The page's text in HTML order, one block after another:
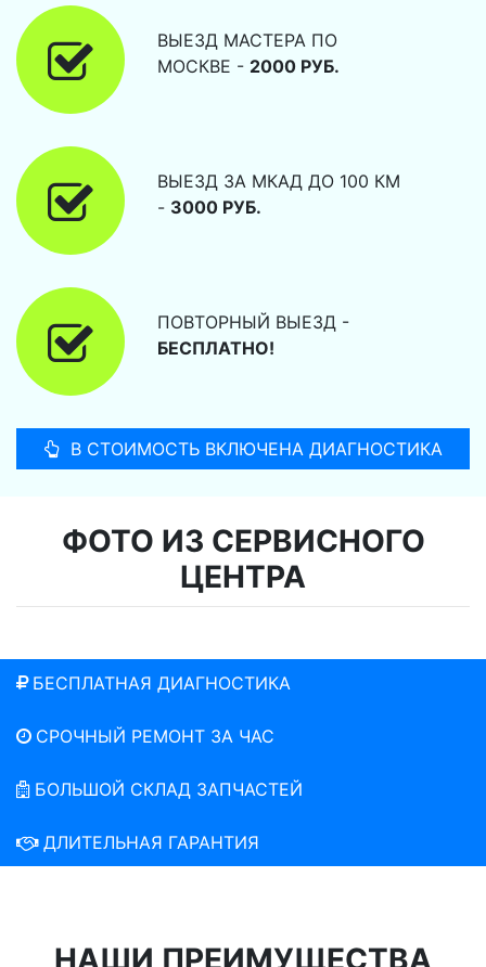
ВЫЕЗД МАСТЕРА ПО
МОСКВЕ - 2000 РУБ.
ВЫЕЗД ЗА МКАД ДО 100 КМ
- 3000 РУБ.
ПОВТОРНЫЙ ВЫЕЗД -
БЕСПЛАТНО!
В СТОИМОСТЬ ВКЛЮЧЕНА ДИАГНОСТИКА
ФОТО ИЗ СЕРВИСНОГО
ЦЕНТРА
БЕСПЛАТНАЯ ДИАГНОСТИКА
СРОЧНЫЙ РЕМОНТ ЗА ЧАС
БОЛЬШОЙ СКЛАД ЗАПЧАСТЕЙ
ДЛИТЕЛЬНАЯ ГАРАНТИЯ